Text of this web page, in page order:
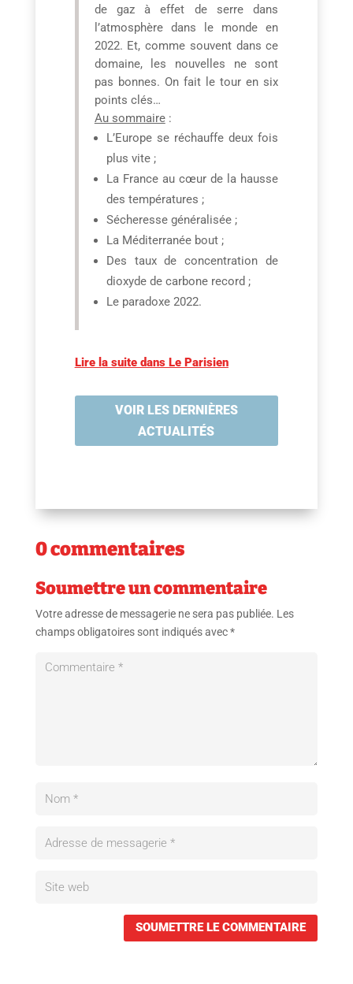
de gaz à effet de serre dans
l’atmosphère dans le monde en
2022. Et, comme souvent dans ce
domaine, les nouvelles ne sont
pas bonnes. On fait le tour en six
points clés…
Au sommaire:
L’Europe se réchauffe deux fois
plus vite ;
La France au cœur de la hausse
des températures ;
Sécheresse généralisée ;
La Méditerranée bout ;
Des taux de concentration de
dioxyde de carbone record ;
Le paradoxe 2022.
Lire la suite dans Le Parisien
VOIR LES DERNIÈRES
ACTUALITÉS
0 commentaires
Soumettre un commentaire
Votre adresse de messagerie ne sera pas publiée. Les
champs obligatoires sont indiqués avec*
SOUMETTRE LE COMMENTAIRE